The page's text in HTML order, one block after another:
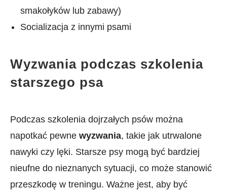
smakołyków⁢ lub zabawy)​
Socializacja z innymi psami ​ ​
Wyzwania podczas szkolenia
starszego psa
Podczas szkolenia dojrzałych psów można
napotkać pewne wyzwania, takie​ jak utrwalone
nawyki czy ​lęki. Starsze⁢ psy mogą być bardziej
nieufne do nieznanych sytuacji, co może stanowić
przeszkodę w treningu. Ważne jest, aby ⁤być